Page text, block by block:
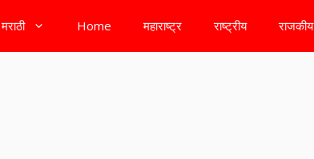
मराठी Home महाराष्ट्र राष्ट्रीय राजकीय